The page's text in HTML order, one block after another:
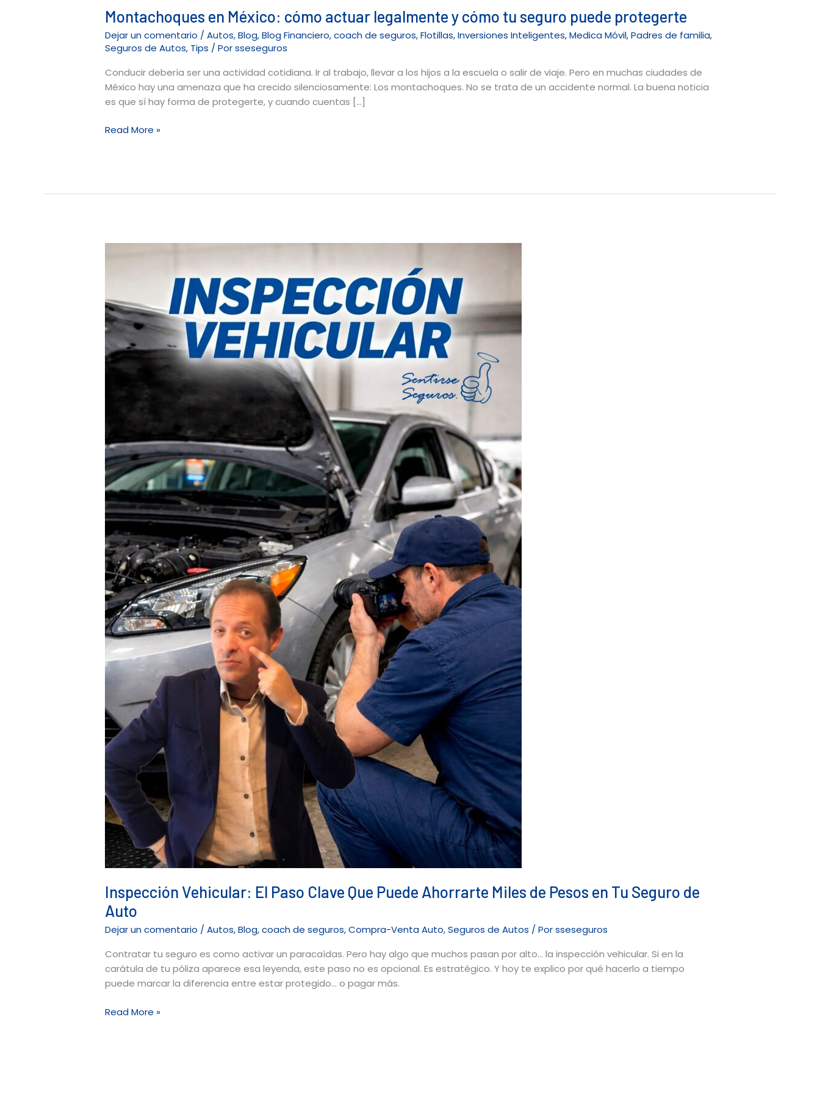
Montachoques en México: cómo actuar legalmente y cómo tu seguro puede protegerte
Dejar un comentario /Autos,Blog,Blog Financiero,coach de seguros,Flotillas,Inversiones Inteligentes,Medica Móvil,Padres de familia,
Seguros de Autos, Tips / Porsseseguros
Conducir debería ser una actividad cotidiana. Ir al trabajo, llevar a los hijos a la escuela o salir de viaje. Pero en muchas ciudades de
México hay una amenaza que ha crecido silenciosamente: Los montachoques. No se trata de un accidente normal. La buena noticia
es que sí hay forma de protegerte, y cuando cuentas […]
Read More »
Inspección Vehicular: El Paso Clave Que Puede Ahorrarte Miles de Pesos en Tu Seguro de
Auto
Dejar un comentario /Autos,Blog,coach de seguros,Compra-Venta Auto,Seguros de Autos / Porsseseguros
Contratar tu seguro es como activar un paracaídas. Pero hay algo que muchos pasan por alto… la inspección vehicular. Si en la
carátula de tu póliza aparece esa leyenda, este paso no es opcional. Es estratégico. Y hoy te explico por qué hacerlo a tiempo
puede marcar la diferencia entre estar protegido… o pagar más.
Clave
Que
Puede
Ahorrarte
Miles
Pesos
Seguro
de
Auto
Read More »